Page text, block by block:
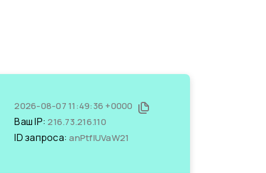
2026-08-07 11:49:36 +0000
Ваш IP:216.73.216.110
ID запроса:anPtflUVaW21